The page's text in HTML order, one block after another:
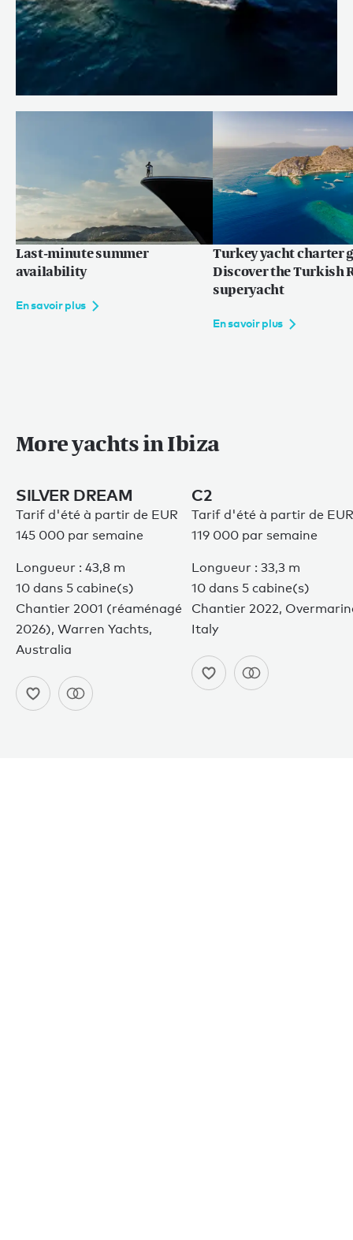
On board AZIZA with Captain
En savoir plus
Last-minute summer
availability
En savoir plus
Turkey yacht charter
Discover the Turkish
superyacht
En savoir plus
More yachts in Ibiza
SILVER DREAM
Tarif d'été à partir de EUR
145 000 par semaine
Longueur : 43,8 m
10 dans 5 cabine(s)
Chantier 2001 (réaménagé
2026), Warren Yachts,
Australia
C2
Tarif d'été à partir de EUR
119 000 par semaine
Longueur : 33,3 m
10 dans 5 cabine(s)
Chantier 2022,
Italy